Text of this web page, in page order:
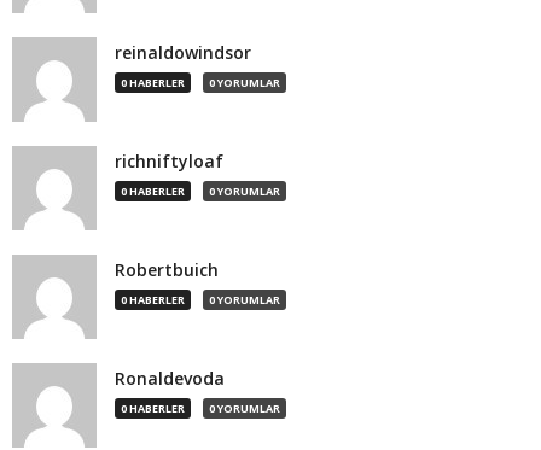
reinaldowindsor
0 HABERLER 0 YORUMLAR
richniftyloaf
0 HABERLER 0 YORUMLAR
Robertbuich
0 HABERLER 0 YORUMLAR
Ronaldevoda
0 HABERLER 0 YORUMLAR